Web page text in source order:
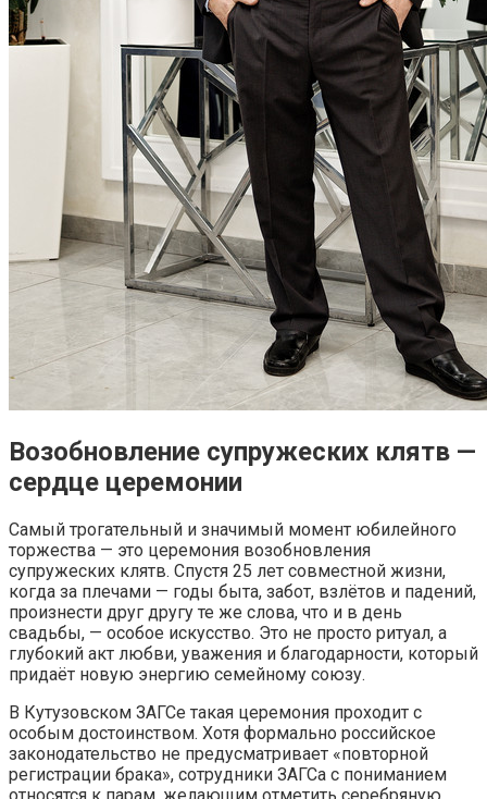
Возобновление супружеских клятв —
сердце церемонии
Самый трогательный и значимый момент юбилейного
торжества — это церемония возобновления
супружеских клятв. Спустя 25 лет совместной жизни,
когда за плечами — годы быта, забот, взлётов и падений,
произнести друг другу те же слова, что и в день
свадьбы, — особое искусство. Это не просто ритуал, а
глубокий акт любви, уважения и благодарности, который
придаёт новую энергию семейному союзу.
В Кутузовском ЗАГСе такая церемония проходит с
особым достоинством. Хотя формально российское
законодательство не предусматривает «повторной
регистрации брака», сотрудники ЗАГСа с пониманием